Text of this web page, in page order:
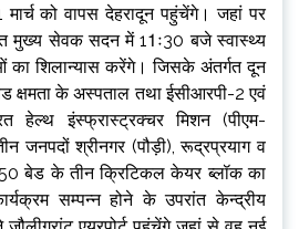
मार्च को वापस देहरादून पहुंचेंगे। जहां पर
मुख्य सेवक सदन में 11ः30 बजे स्वास्थ्य
का शिलान्यास करेंगे। जिसके अंतर्गत दून
के अस्पताल तथा ईसीआरपी-2 एवं
हेल्थ इंस्फ्रास्ट्रक्चर मिशन (पीएम-
जनपदों श्रीनगर (पौड़ी), रूद्रप्रयाग व
बेड के तीन क्रिटिकल केयर ब्लॉक का
सम्पन्न होने के उपरांत केन्द्रीय